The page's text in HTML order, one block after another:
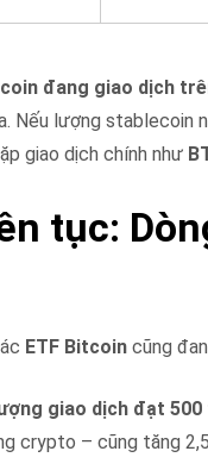
đang giao dịch
Nếu lượng stablecoin
giao dịch chính như
tục:
ETF Bitcoin cũng
giao dịch đạt
crypto – cũng tăng